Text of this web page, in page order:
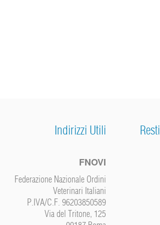
Indirizzi Utili
FNOVI
Federazione Nazionale Ordini
Veterinari Italiani
P.IVA/C.F. 96203850589
Via del Tritone, 125